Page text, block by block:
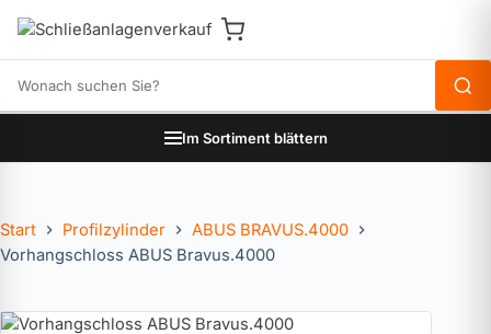
Im Sortiment blättern
Start Profilzylinder
ABUS BRAVUS.4000
Vorhangschloss ABUS Bravus.4000